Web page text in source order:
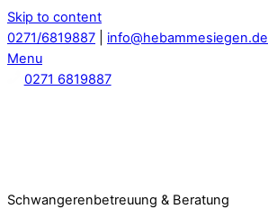
Skip to content
0271/6819887
info@hebammesiegen.de
Menu
0271 6819887
Schwangerenbetreuung & Beratung